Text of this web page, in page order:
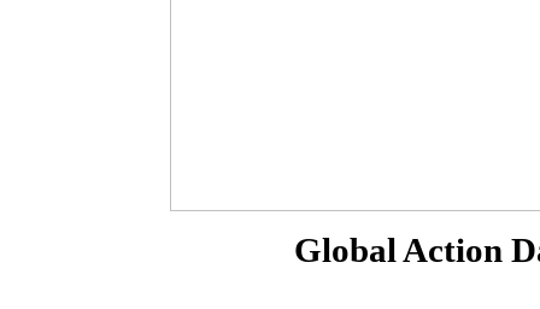
Global Action